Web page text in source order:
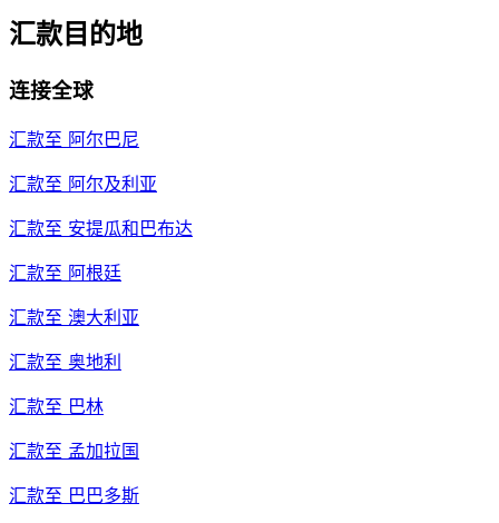
汇款目的地
连接全球
汇款至 阿尔巴尼
汇款至 阿尔及利亚
汇款至 安提瓜和巴布达
汇款至 阿根廷
汇款至 澳大利亚
汇款至 奥地利
汇款至 巴林
汇款至 孟加拉国
汇款至 巴巴多斯